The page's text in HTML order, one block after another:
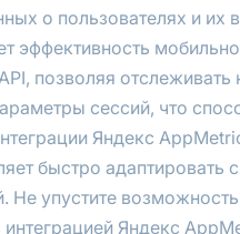
о пользователях и
эффективность
позволяя
сессий, что
Яндекс
быстро
упустите
Яндекс